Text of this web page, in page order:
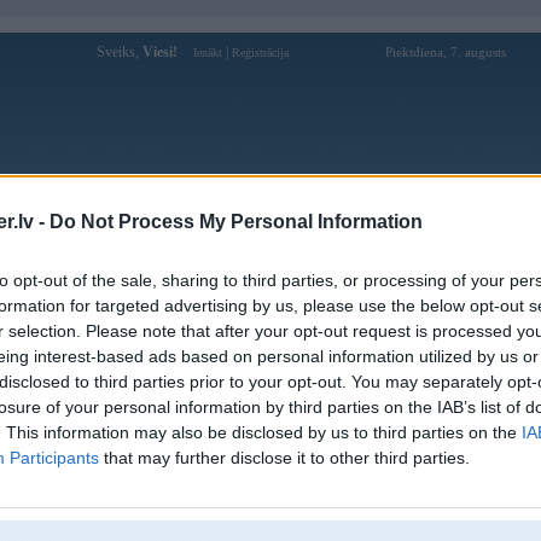
- Do Not Process My Personal Information
opt-out of the sale, sharing to third parties, or processing of your
for targeted advertising by us, please use the below opt-out
selection. Please note that after your opt-out request is processed
interest-based ads based on personal information utilized by us
to third parties prior to your opt-out. You may separately
of your personal information by third parties on the IAB’s list of
This information may also be disclosed by us to third parties on the
Participants that may further disclose it to other third parties.
Sveiks, Viesi! Ienākt Reģistrācija Piektdiena, 7. augusts
Forums Galerijas Reģistrācija Lietotāji
Lietotāja ivarzz1 profils
Pēdējo reizi manīts: 25. Feb 2025, 22:43
Lietotājvārds:
ivarzz1
Ziņojumi forumā:
1
[Pēdējie ziņojumi forumā]